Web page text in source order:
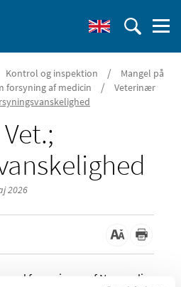
Kontrol og inspektion /
Mangel på
forsyning af medicin /
Veterinær
2026
forsyningen af Noromylin